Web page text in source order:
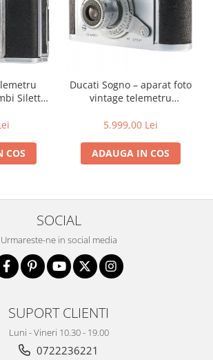
Silette
COS
Ducati Sogno – aparat foto
vintage telemetru
5.999,00 Lei
ADAUGA IN COS
SOCIAL
Urmareste-ne in social media
SUPORT CLIENTI
Luni - Vineri 10.30 - 19.00
0722236221